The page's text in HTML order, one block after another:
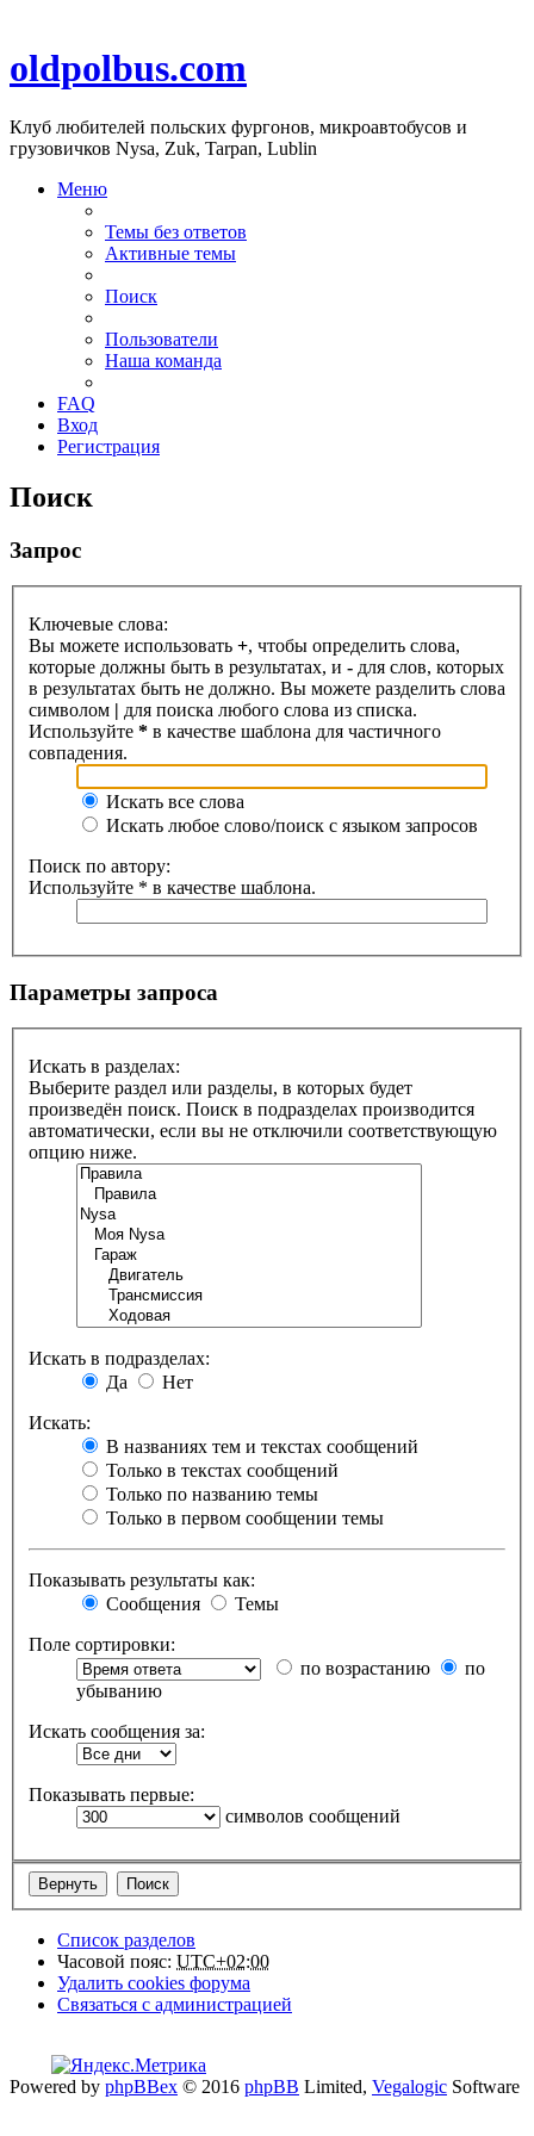
oldpolbus.com
Клуб любителей польских фургонов, микроавтобусов и
грузовичков Nysa, Zuk, Tarpan, Lublin
Меню
Темы без ответов
Активные темы
Поиск
Пользователи
Наша команда
FAQ
Вход
Регистрация
Поиск
Запрос
Ключевые слова:
Вы можете использовать +, чтобы определить слова,
которые должны быть в результатах, и - для слов, которых
в результатах быть не должно. Вы можете разделить слова
символом | для поиска любого слова из списка.
Используйте * в качестве шаблона для частичного
совпадения.
Искать все слова
Искать любое слово/поиск с языком запросов
Поиск по автору:
Используйте * в качестве шаблона.
Параметры запроса
Искать в разделах:
Выберите раздел или разделы, в которых будет
произведён поиск. Поиск в подразделах производится
автоматически, если вы не отключили соответствующую
опцию ниже.
Искать в подразделах:
Да
Нет
Искать:
В названиях тем и текстах сообщений
Только в текстах сообщений
Только по названию темы
Только в первом сообщении темы
Показывать результаты как:
Сообщения
Темы
Поле сортировки:
по возрастанию
по
убыванию
Искать сообщения за:
Показывать первые:
символов сообщений
Список разделов
Часовой пояс: UTC+02:00
Удалить cookies форума
Связаться с администрацией
Powered by phpBBex © 2016 phpBB Limited, Vegalogic Software